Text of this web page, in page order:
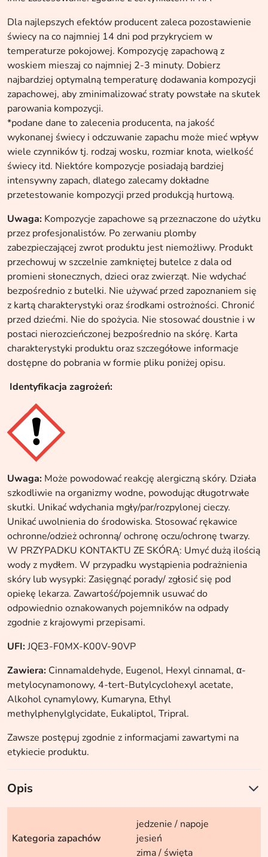
Dla najlepszych efektów producent zaleca pozostawienie
świecy na co najmniej 14 dni pod przykryciem w
temperaturze pokojowej. Kompozycję zapachową z
woskiem mieszaj co najmniej 2-3 minuty. Dobierz
najbardziej optymalną temperaturę dodawania kompozycji
zapachowej, aby zminimalizować straty powstałe na skutek
parowania kompozycji.
*podane dane to zalecenia producenta, na jakość
wykonanej świecy i odczuwanie zapachu może mieć wpływ
wiele czynników tj. rodzaj wosku, rozmiar knota, wielkość
świecy itd. Niektóre kompozycje posiadają bardziej
intensywny zapach, dlatego zalecamy dokładne
przetestowanie kompozycji przed produkcją hurtową.
Uwaga: Kompozycje zapachowe są przeznaczone do użytku
przez profesjonalistów. Po zerwaniu plomby
zabezpieczającej zwrot produktu jest niemożliwy. Produkt
przechowuj w szczelnie zamkniętej butelce z dala od
promieni słonecznych, dzieci oraz zwierząt. Nie wdychać
bezpośrednio z butelki. Nie używać przed zapoznaniem się
z kartą charakterystyki oraz środkami ostrożności. Chronić
przed dziećmi. Nie do spożycia. Nie stosować doustnie i w
postaci nierozcieńczonej bezpośrednio na skórę. Karta
charakterystyki produktu oraz szczegółowe informacje
dostępne do pobrania w formie pliku poniżej opisu.
Identyfikacja zagrożeń:
Uwaga: Może powodować reakcję alergiczną skóry. Działa
szkodliwie na organizmy wodne, powodując długotrwałe
skutki. Unikać wdychania mgły/par/rozpylonej cieczy.
Unikać uwolnienia do środowiska. Stosować rękawice
ochronne/odzież ochronną/ ochronę oczu/ochronę twarzy.
W PRZYPADKU KONTAKTU ZE SKÓRĄ: Umyć dużą ilością
wody z mydłem. W przypadku wystąpienia podrażnienia
skóry lub wysypki: Zasięgnąć porady/ zgłosić się pod
opiekę lekarza. Zawartość/pojemnik usuwać do
odpowiednio oznakowanych pojemników na odpady
zgodnie z krajowymi przepisami.
UFI:JQE3-F0MX-K00V-90VP
Zawiera: Cinnamaldehyde, Eugenol, Hexyl cinnamal, α-
metylocynamonowy, 4-tert-Butylcyclohexyl acetate,
Alkohol cynamylowy, Kumaryna, Ethyl
methylphenylglycidate, Eukaliptol, Tripral.
Zawsze postępuj zgodnie z informacjami zawartymi na
etykiecie produktu.
Opis
Kategoria zapachów
jedzenie / napoje
jesień
zima / święta